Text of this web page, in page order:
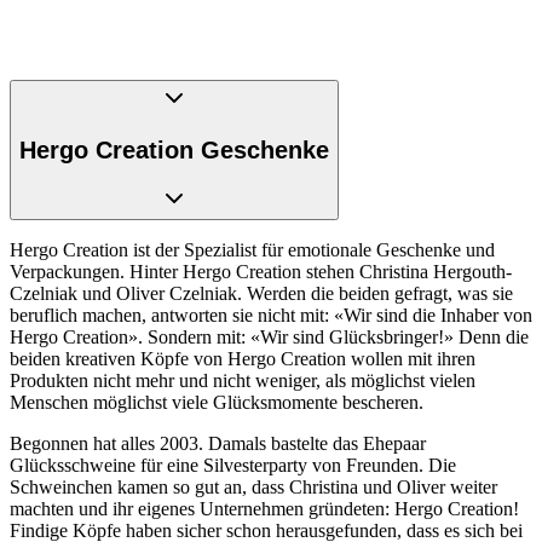
Hergo Creation Geschenke
Hergo Creation ist der Spezialist für emotionale Geschenke und
Verpackungen. Hinter Hergo Creation stehen Christina Hergouth-
Czelniak und Oliver Czelniak. Werden die beiden gefragt, was sie
beruflich machen, antworten sie nicht mit: «Wir sind die Inhaber von
Hergo Creation». Sondern mit: «Wir sind Glücksbringer!» Denn die
beiden kreativen Köpfe von Hergo Creation wollen mit ihren
Produkten nicht mehr und nicht weniger, als möglichst vielen
Menschen möglichst viele Glücksmomente bescheren.
Begonnen hat alles 2003. Damals bastelte das Ehepaar
Glücksschweine für eine Silvesterparty von Freunden. Die
Schweinchen kamen so gut an, dass Christina und Oliver weiter
machten und ihr eigenes Unternehmen gründeten: Hergo Creation!
Findige Köpfe haben sicher schon herausgefunden, dass es sich bei